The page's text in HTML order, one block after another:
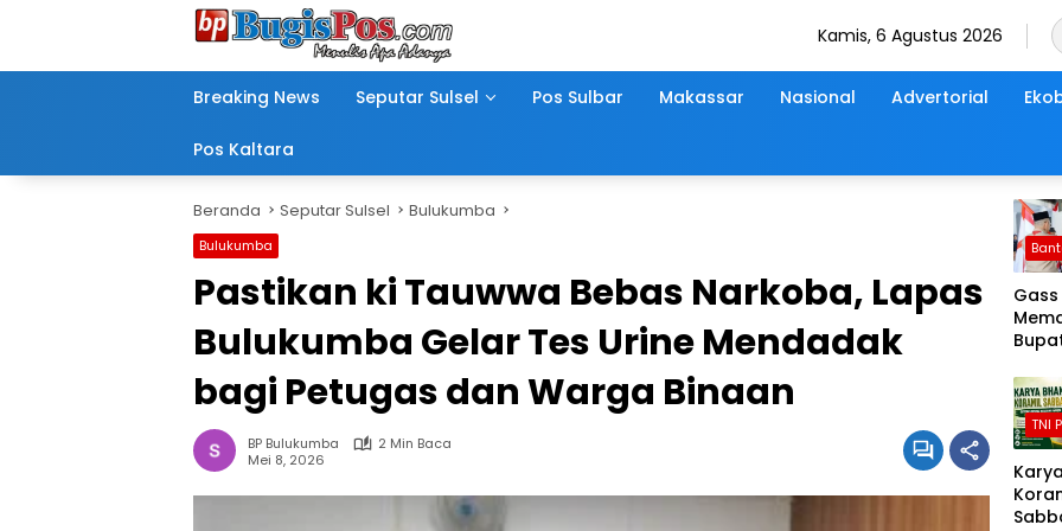
Kamis, 6 Agustus 2026
Breaking News Seputar Sulsel Pos Sulbar Makassar Nasional Advertorial
Pos Kaltara
Beranda Seputar Sulsel Bulukumba
Bulukumba
Pastikan ki Tauwwa Bebas Narkoba, Lapas
Bulukumba Gelar Tes Urine Mendadak
bagi Petugas dan Warga Binaan
BP Bulukumba
2 Min Baca
Mei 8, 2026
Gass
TNI